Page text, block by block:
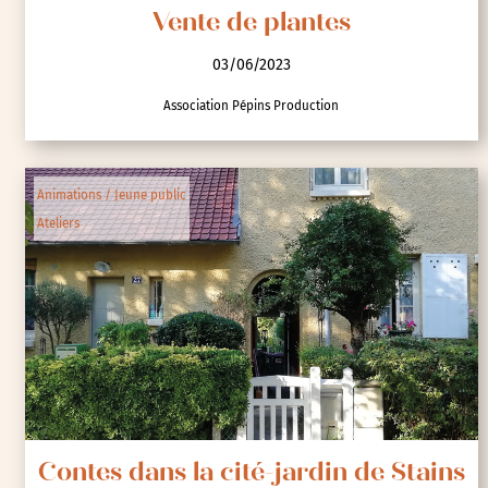
Vente de plantes
03/06/2023
Association Pépins Production
Animations / Jeune public
Ateliers
Contes dans la cité-jardin de Stains